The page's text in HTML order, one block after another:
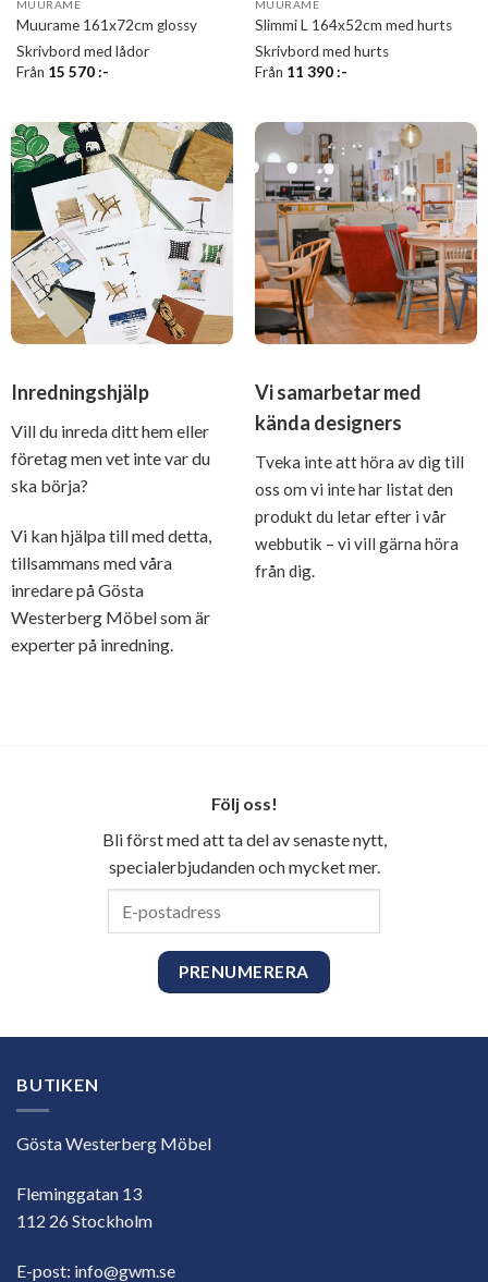
MUURAME
Muurame 161x72cm glossy
Skrivbord med lådor
Från 15 570:-
MUURAME
Slimmi L 164x52cm med hurts
Skrivbord med hurts
Från 11 390:-
Inredningshjälp
Vill du inreda ditt hem eller
företag men vet inte var du
ska börja?
Vi kan hjälpa till med detta,
tillsammans med våra
inredare på Gösta
Westerberg Möbel som är
experter på inredning.
Vi samarbetar med
kända designers
Tveka inte att höra av dig till
oss om vi inte har listat den
produkt du letar efter i vår
webbutik – vi vill gärna höra
från dig.
Följ oss!
Bli först med att ta del av senaste nytt,
specialerbjudanden och mycket mer.
BUTIKEN
Gösta Westerberg Möbel
Fleminggatan 13
112 26 Stockholm
E-post: info@gwm.se